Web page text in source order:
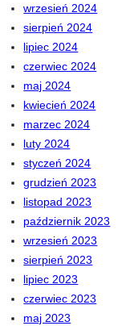
wrzesień 2024
sierpień 2024
lipiec 2024
czerwiec 2024
maj 2024
kwiecień 2024
marzec 2024
luty 2024
styczeń 2024
grudzień 2023
listopad 2023
październik 2023
wrzesień 2023
sierpień 2023
lipiec 2023
czerwiec 2023
maj 2023